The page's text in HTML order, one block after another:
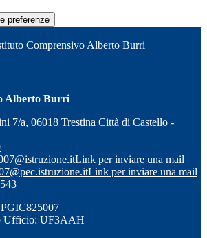
preferenze
Comprensivo Alberto Burri
Alberto Burri
7/a, 06018 Trestina Città di Castello -
Link per inviare una mail
Link per inviare una mail
Ufficio: UF3AAH